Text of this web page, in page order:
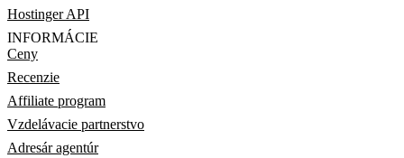
Hostinger API
INFORMÁCIE
Ceny
Recenzie
Affiliate program
Vzdelávacie partnerstvo
Adresár agentúr